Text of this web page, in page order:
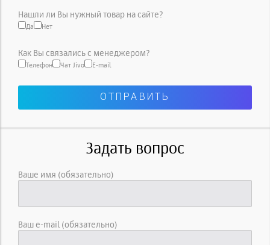
Нашли ли Вы нужный товар на сайте?
Да Нет
Как Вы связались с менеджером?
Телефон Чат Jivo E-mail
Задать вопрос
Ваше имя (обязательно)
Ваш e-mail (обязательно)